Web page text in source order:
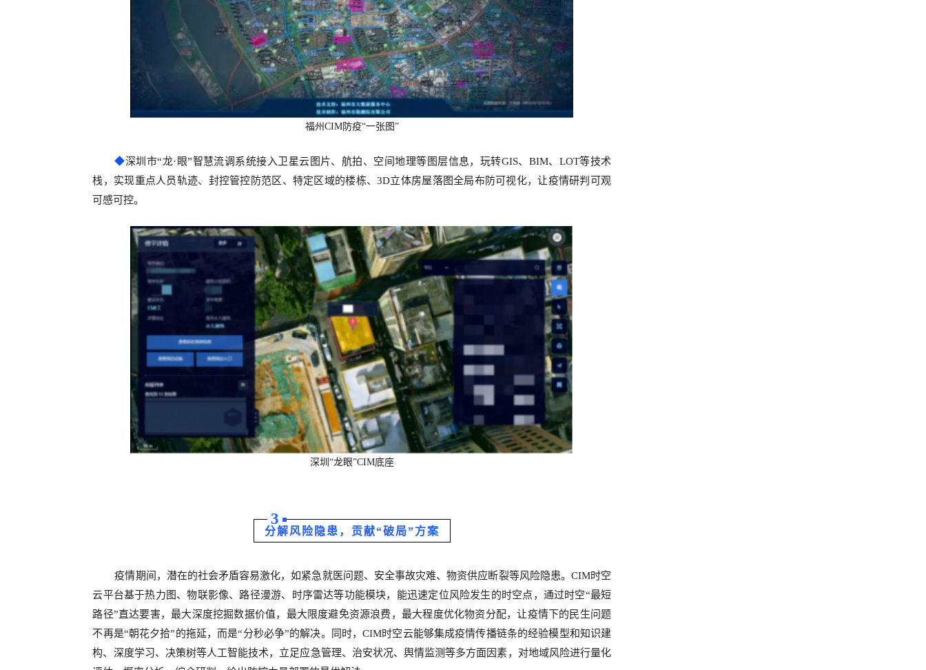
福州 CIM防疫“一张图”
◆深圳市“龙·眼”智慧流调系统接入卫星云图片、航拍、空间地理等图层信息，玩转GIS、BIM、LOT等技术
栈，实现重点人员轨迹、封控管控防范区、特定区域的楼栋、3D立体房屋落图全局布防可视化，让疫情研判可观
可感可控。
深圳“龙眼”CIM底座
3
分解风险隐患，贡献“破局”方案
疫情期间，潜在的社会矛盾容易激化，如紧急就医问题、安全事故灾难、物资供应断裂等风险隐患。CIM时空
云平台基于热力图、物联影像、路径漫游、时序雷达等功能模块，能迅速定位风险发生的时空点，通过时空“最短
路径”直达要害，最大深度挖掘数据价值，最大限度避免资源浪费，最大程度优化物资分配，让疫情下的民生问题
不再是“朝花夕拾”的拖延，而是“分秒必争”的解决。同时，CIM时空云能够集成疫情传播链条的经验模型和知识建
构、深度学习、决策树等人工智能技术，立足应急管理、治安状况、舆情监测等多方面因素，对地域风险进行量化